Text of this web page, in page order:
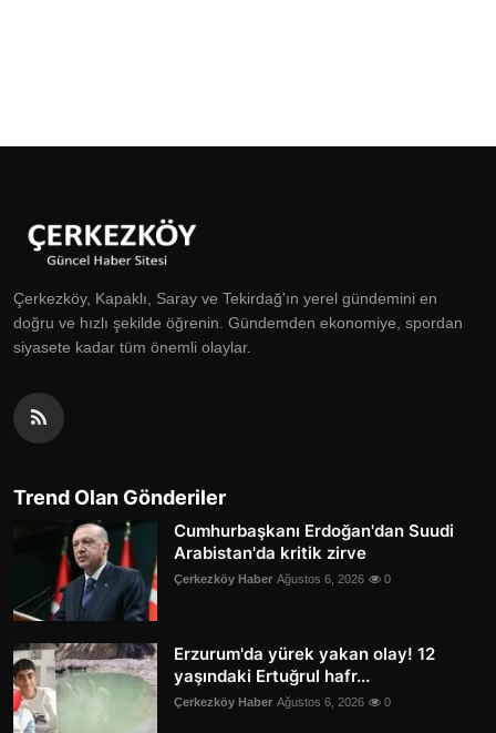
Çerkezköy, Kapaklı, Saray ve Tekirdağ'ın yerel gündemini en
doğru ve hızlı şekilde öğrenin. Gündemden ekonomiye, spordan
siyasete kadar tüm önemli olaylar.
Trend Olan Gönderiler
Cumhurbaşkanı Erdoğan'dan Suudi
Arabistan'da kritik zirve
Çerkezköy Haber Ağustos 6, 2026 0
Erzurum'da yürek yakan olay! 12
yaşındaki Ertuğrul hafr...
Çerkezköy Haber Ağustos 6, 2026 0